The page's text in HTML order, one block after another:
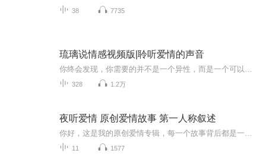
38 7735
琉璃说情感视频版|聆听爱情的声音
328 1.2万
夜听爱情 原创爱情故事 第一人称叙述
11 1577